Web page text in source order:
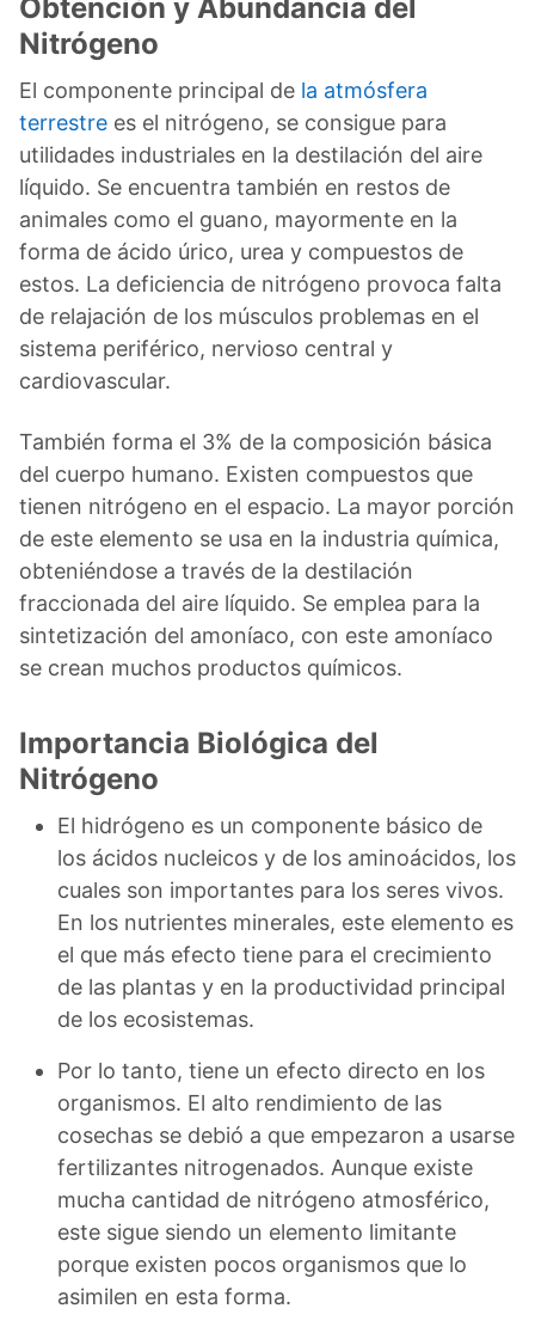
Obtención y Abundancia del
Nitrógeno
El componente principal de la atmósfera
terrestre es el nitrógeno, se consigue para
utilidades industriales en la destilación del aire
líquido. Se encuentra también en restos de
animales como el guano, mayormente en la
forma de ácido úrico, urea y compuestos de
estos. La deficiencia de nitrógeno provoca falta
de relajación de los músculos problemas en el
sistema periférico, nervioso central y
cardiovascular.
También forma el 3% de la composición básica
del cuerpo humano. Existen compuestos que
tienen nitrógeno en el espacio. La mayor porción
de este elemento se usa en la industria química,
obteniéndose a través de la destilación
fraccionada del aire líquido. Se emplea para la
sintetización del amoníaco, con este amoníaco
se crean muchos productos químicos.
Importancia Biológica del
Nitrógeno
El hidrógeno es un componente básico de
los ácidos nucleicos y de los aminoácidos, los
cuales son importantes para los seres vivos.
En los nutrientes minerales, este elemento es
el que más efecto tiene para el crecimiento
de las plantas y en la productividad principal
de los ecosistemas.
Por lo tanto, tiene un efecto directo en los
organismos. El alto rendimiento de las
cosechas se debió a que empezaron a usarse
fertilizantes nitrogenados. Aunque existe
mucha cantidad de nitrógeno atmosférico,
este sigue siendo un elemento limitante
porque existen pocos organismos que lo
asimilen en esta forma.